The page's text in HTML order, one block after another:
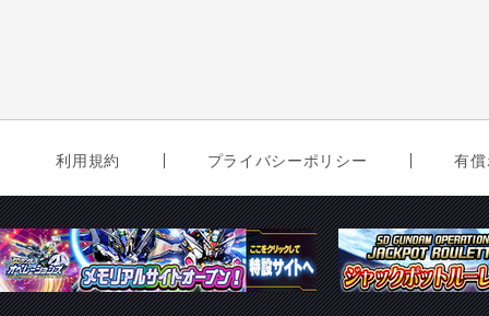
利用規約 プライバシーポリシー 有